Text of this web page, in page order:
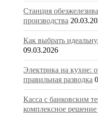
Станция
производства
Как выбрать
09.03.2026
Электрика на кухне:
правильная разводка
Касса с банковским
комплексное решение